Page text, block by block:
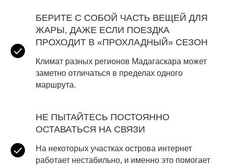
БЕРИТЕ С СОБОЙ ЧАСТЬ ВЕЩЕЙ ДЛЯ
ЖАРЫ, ДАЖЕ ЕСЛИ ПОЕЗДКА
ПРОХОДИТ В «ПРОХЛАДНЫЙ» СЕЗОН
Климат разных регионов Мадагаскара может
заметно отличаться в пределах одного
маршрута.
НЕ ПЫТАЙТЕСЬ ПОСТОЯННО
ОСТАВАТЬСЯ НА СВЯЗИ
На некоторых участках острова интернет
работает нестабильно, и именно это помогает